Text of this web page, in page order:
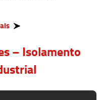
– Isolamento